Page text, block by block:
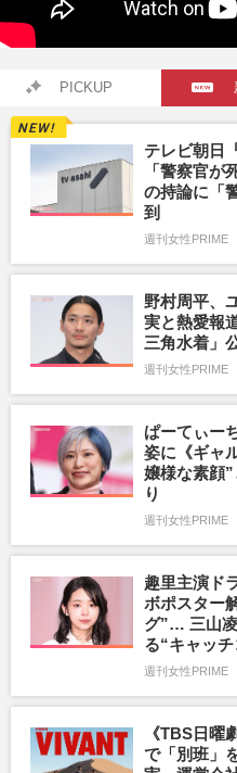
PICKUP
テレビ朝日
「警察官が
の持論に「
到
週刊女性PRIME
野村周平、
実と熱愛報
三角水着」
週刊女性PRIME
ぱーてぃー
姿に《ギャ
嬢様な素顔
り
週刊女性PRIME
趣里主演ド
ボポスター
グ”… 三山
る“キャッ
週刊女性PRIME
《TBS日曜
で「別班」